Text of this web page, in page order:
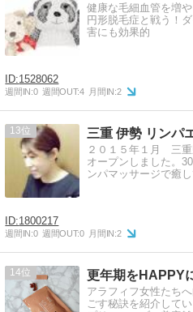
健康な毛細血管を増
円形脱毛症と戦う！
害にも効果的
1528062
週間IN:0 週間OUT:4 月間IN:2
13
２０１５年１月 三
オープンしました。
ンパマッサージで癒し
1800217
週間IN:0 週間OUT:0 月間IN:2
14 更年期をHAPPY
アラフィフ女性たち
ごす秘訣を紹介して